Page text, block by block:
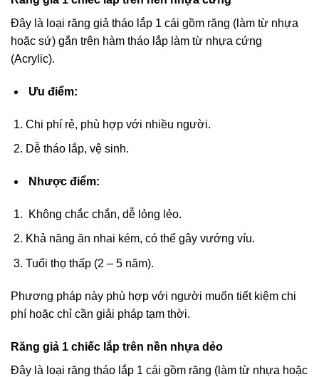
Đây là loại răng giả tháo lắp 1 cái gồm răng (làm từ nhựa
hoặc sứ) gắn trên hàm tháo lắp làm từ nhựa cứng
(Acrylic).
Ưu điểm:
Chi phí rẻ, phù hợp với nhiều người.
Dễ tháo lắp, vệ sinh.
Nhược điểm:
Không chắc chắn, dễ lỏng lẻo.
Khả năng ăn nhai kém, có thể gây vướng víu.
Tuổi thọ thấp (2 – 5 năm).
Phương pháp này phù hợp với người muốn tiết kiệm chi
phí hoặc chỉ cần giải pháp tạm thời.
Răng giả 1 chiếc lắp trên nền nhựa dẻo
Đây là loại răng tháo lắp 1 cái gồm răng (làm từ nhựa hoặc